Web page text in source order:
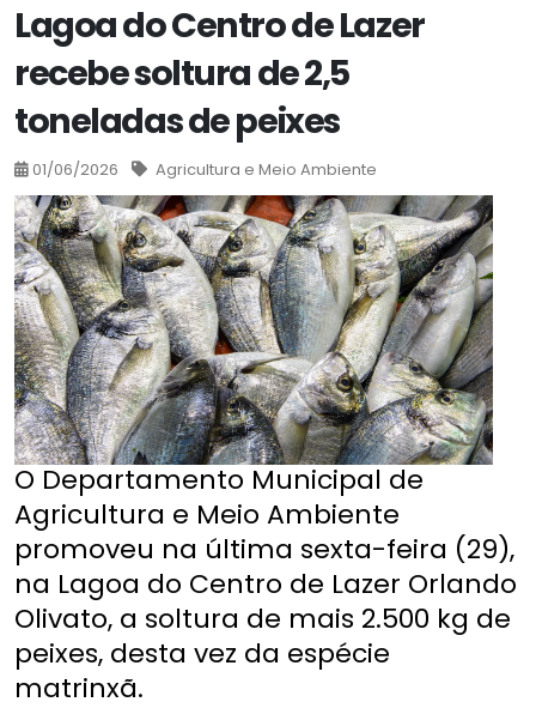
Lagoa do Centro de Lazer
recebe soltura de 2,5
toneladas de peixes
01/06/2026 Agricultura e Meio Ambiente
O Departamento Municipal de
Agricultura e Meio Ambiente
promoveu na última sexta-feira (29),
na Lagoa do Centro de Lazer Orlando
Olivato, a soltura de mais 2.500 kg de
peixes, desta vez da espécie
matrinxã.